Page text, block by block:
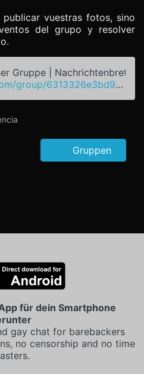
vuestras fotos, sino
del grupo y resolver
Gruppe | Nachrichtenbrett
https://app.machobb.com/group/6313326e3bd95e1e1072588f
Gruppen
für dein Smartphone
gay chat for barebackers
no censorship and no time